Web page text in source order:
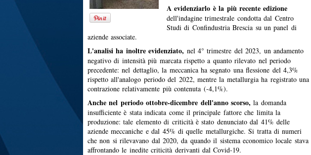
A evidenziarlo è la più recente edizione
dell'indagine trimestrale condotta dal Centro
Studi di Confindustria Brescia su un panel di
aziende associate.
L'analisi ha inoltre evidenziato, nel 4° trimestre del 2023, un andamento
negativo di intensità più marcata rispetto a quanto rilevato nel periodo
precedente: nel dettaglio, la meccanica ha segnato una flessione del 4,3%
rispetto all'analogo periodo del 2022, mentre la metallurgia ha registrato una
contrazione relativamente più contenuta (-4,1%).
Anche nel periodo ottobre-dicembre dell'anno scorso, la domanda
insufficiente è stata indicata come il principale fattore che limita la
produzione: tale elemento di criticità è stato denunciato dal 41% delle
aziende meccaniche e dal 45% di quelle metallurgiche. Si tratta di numeri
che non si rilevavano dal 2020, da quando il sistema economico locale stava
affrontando le inedite criticità derivanti dal Covid-19.